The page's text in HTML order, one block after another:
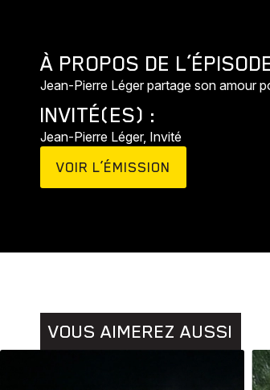
À PROPOS DE
Jean-Pierre Léger partage son amour
INVITÉ(ES) :
Jean-Pierre Léger, Invité
VOIR L’ÉMISSION
VOUS AIMEREZ AUSSI